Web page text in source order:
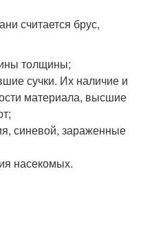
считается брус,
толщины;
сучки. Их наличие и
материала, высшие
синевой, зараженные
насекомых.